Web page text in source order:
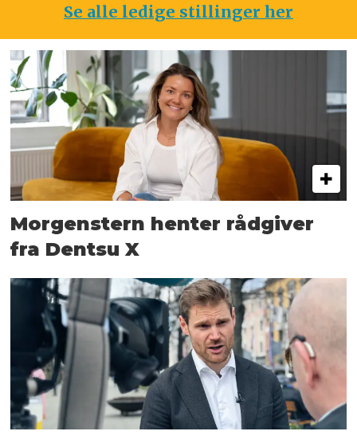
Se alle ledige stillinger her
Morgenstern henter rådgiver
fra Dentsu X